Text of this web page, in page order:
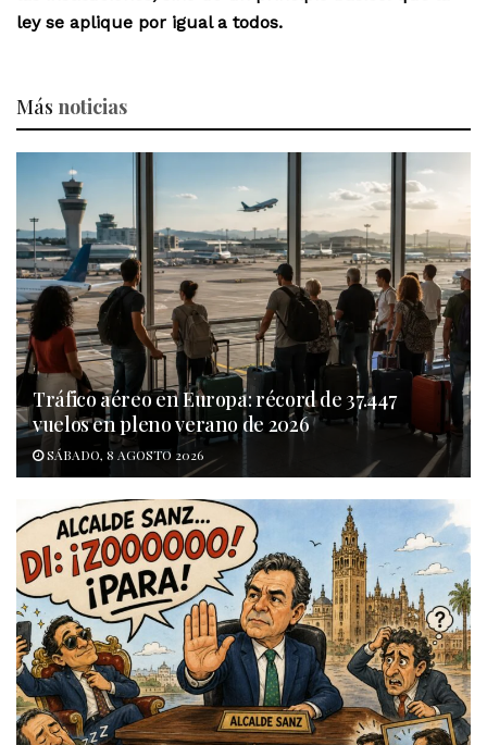
ley se aplique por igual a todos.
Más noticias
Tráfico aéreo en Europa: récord de 37.447
vuelos en pleno verano de 2026
SÁBADO, 8 AGOSTO 2026